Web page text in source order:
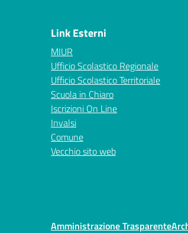
Link Esterni
MIUR
Ufficio Scolastico Regionale
Ufficio Scolastico Territoriale
Scuola in Chiaro
Iscrizioni On Line
Invalsi
Comune
Vecchio sito web
Amministrazione Trasparente